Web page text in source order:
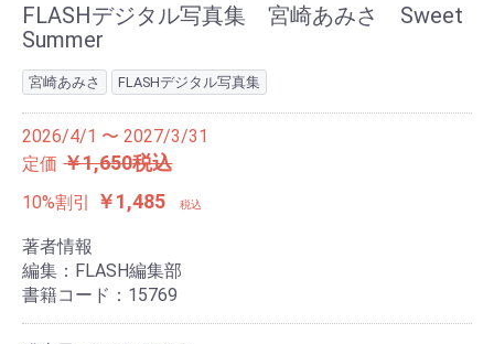
FLASHデジタル写真集 宮崎あみさ Sweet
Summer
宮崎あみさ FLASHデジタル写真集
2026/4/1 〜 2027/3/31
定価 ￥1,650税込
10%割引 ￥1,485 税込
著者情報
編集：FLASH編集部
書籍コード：15769